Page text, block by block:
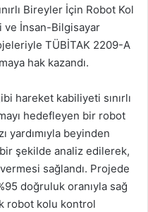
Bireyler İçin Robot Kol
ve İnsan-Bilgisayar
TÜBİTAK 2209-A
hak kazandı.
hareket kabiliyeti sınırlı
hedefleyen bir robot
yardımıyla beyinden
şekilde analiz edilerek,
sağlandı. Projede
doğruluk oranıyla sağ
robot kolu kontrol